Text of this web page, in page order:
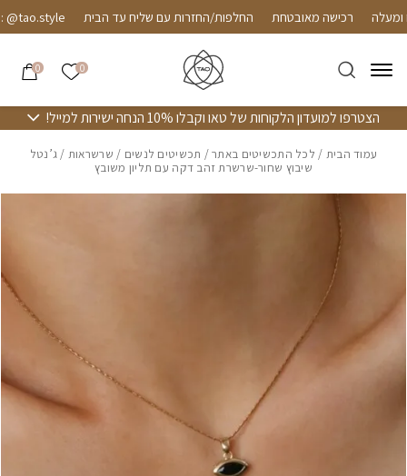
Skip to Contentרכישה מאובטחת החלפות/החזרות עם שליח עד הבית
0 הרשימה
0
הצטרפו למועדון הלקוחות של טאו וקבלו 10% הנחה ישירות למייל!
עמוד הבית / לכל התכשיטים באתר/ תכשיטים לנשים / שרשראות / ג’נטל
שיבוץ שחור-שרשרת זהב דקה עם תליון משובץ
בחזרה למעלה